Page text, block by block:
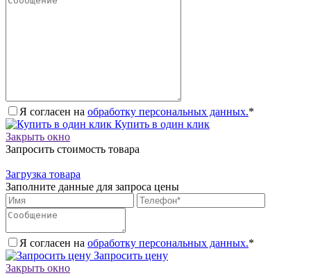
Я согласен на обработку персональных данных.*
Купить в один клик
Закрыть окно
Запросить стоимость товара
Загрузка товара
Заполните данные для запроса цены
Я согласен на обработку персональных данных.*
Запросить цену
Закрыть окно